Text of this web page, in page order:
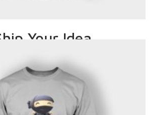
Your Idea
30.00–£35.00